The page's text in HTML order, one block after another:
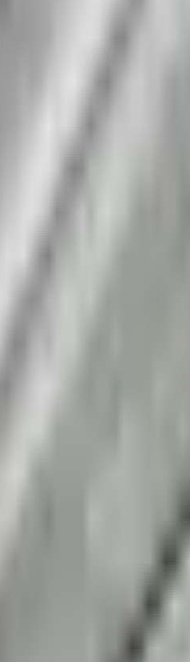
г. Череповец
защищены.
«Спектр» | ИНН 3528233344 |